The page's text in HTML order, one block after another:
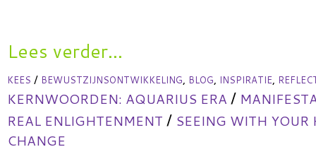
Lees verder...
KEES / BEWUSTZIJNSONTWIKKELING, BLOG, INSPIRATIE,
KERNWOORDEN: AQUARIUS ERA /
REAL ENLIGHTENMENT / SEEING WITH YOUR
CHANGE